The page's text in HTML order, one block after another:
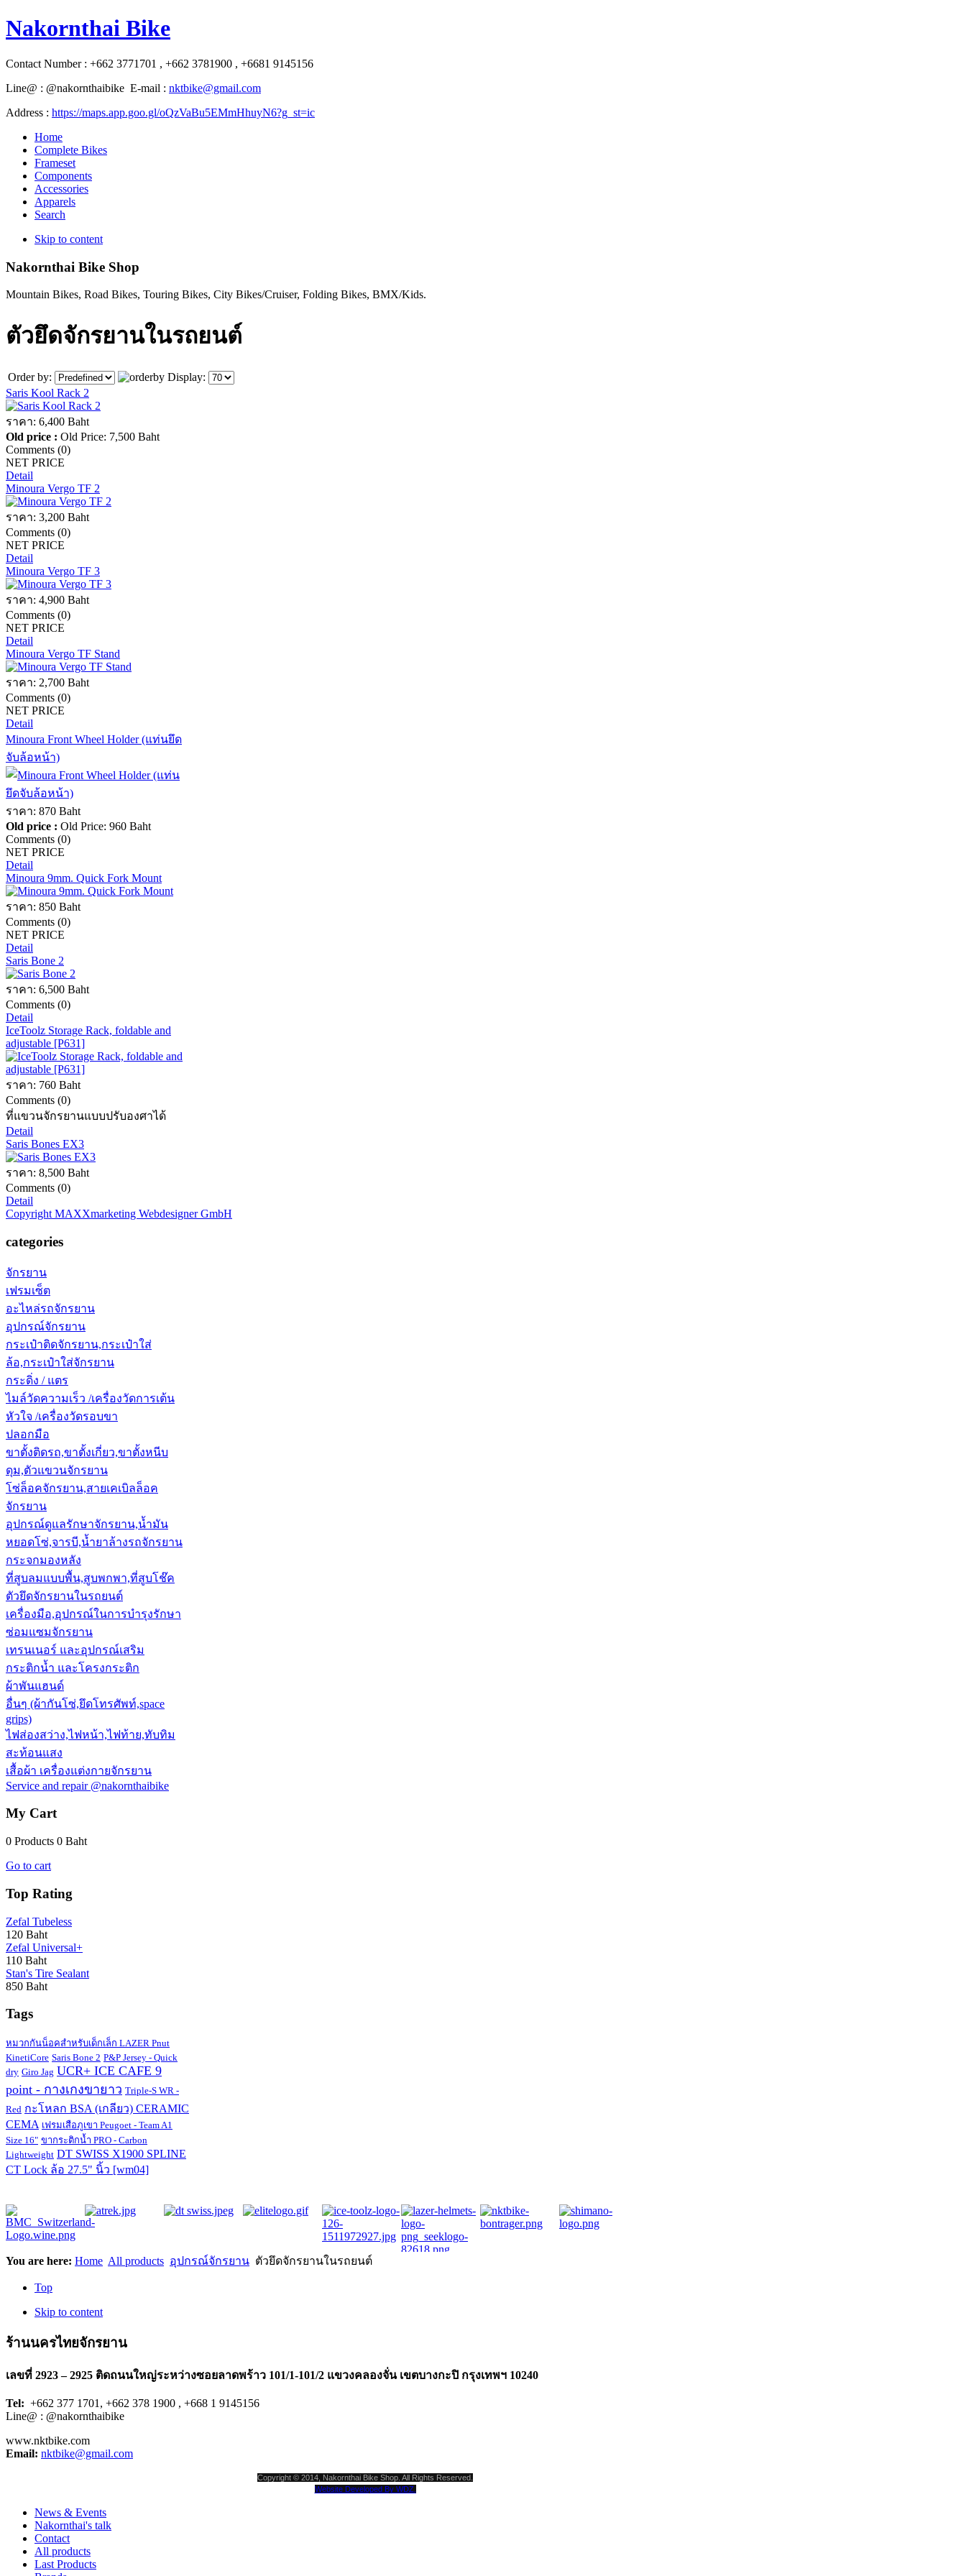
Nakornthai Bike
Contact Number : +662 3771701 , +662 3781900 , +6681 9145156
Line@ : @nakornthaibike E-mail : nktbike@gmail.com
Address : https://maps.app.goo.gl/oQzVaBu5EMmHhuyN6?g_st=ic
Home
Complete Bikes
Frameset
Components
Accessories
Apparels
Search
Skip to content
Nakornthai Bike Shop
Mountain Bikes, Road Bikes, Touring Bikes, City Bikes/Cruiser, Folding Bikes, BMX/Kids.
ตัวยึดจักรยานในรถยนต์
Order by:
Display:
Saris Kool Rack 2
ราคา: 6,400 Baht
Old price : Old Price: 7,500 Baht
Comments (0)
NET PRICE
Detail
Minoura Vergo TF 2
ราคา: 3,200 Baht
Comments (0)
NET PRICE
Detail
Minoura Vergo TF 3
ราคา: 4,900 Baht
Comments (0)
NET PRICE
Detail
Minoura Vergo TF Stand
ราคา: 2,700 Baht
Comments (0)
NET PRICE
Detail
Minoura Front Wheel Holder (แท่นยึด
จับล้อหน้า)
ราคา: 870 Baht
Old price : Old Price: 960 Baht
Comments (0)
NET PRICE
Detail
Minoura 9mm. Quick Fork Mount
ราคา: 850 Baht
Comments (0)
NET PRICE
Detail
Saris Bone 2
ราคา: 6,500 Baht
Comments (0)
Detail
IceToolz Storage Rack, foldable and
adjustable [P631]
ราคา: 760 Baht
Comments (0)
ที่แขวนจักรยานแบบปรับองศาได้
Detail
Saris Bones EX3
ราคา: 8,500 Baht
Comments (0)
Detail
Copyright MAXXmarketing Webdesigner GmbH
categories
จักรยาน
เฟรมเซ็ต
อะไหล่รถจักรยาน
อุปกรณ์จักรยาน
กระเป๋าติดจักรยาน,กระเป๋าใส่
ล้อ,กระเป๋าใส่จักรยาน
กระดิ่ง / แตร
ไมล์วัดความเร็ว /เครื่องวัดการเต้น
หัวใจ /เครื่องวัดรอบขา
ปลอกมือ
ขาตั้งติดรถ,ขาตั้งเกี่ยว,ขาตั้งหนีบ
ดุม,ตัวแขวนจักรยาน
โซ่ล็อคจักรยาน,สายเคเบิลล็อค
จักรยาน
อุปกรณ์ดูแลรักษาจักรยาน,น้ำมัน
หยอดโซ่,จารบี,น้ำยาล้างรถจักรยาน
กระจกมองหลัง
ที่สูบลมแบบพื้น,สูบพกพา,ที่สูบโช๊ค
ตัวยึดจักรยานในรถยนต์
เครื่องมือ,อุปกรณ์ในการบำรุงรักษา
ซ่อมแซมจักรยาน
เทรนเนอร์ และอุปกรณ์เสริม
กระติกน้ำ และโครงกระติก
ผ้าพันแฮนด์
อื่นๆ (ผ้ากันโซ่,ยึดโทรศัพท์,space
grips)
ไฟส่องสว่าง,ไฟหน้า,ไฟท้าย,ทับทิม
สะท้อนแสง
เสื้อผ้า เครื่องแต่งกายจักรยาน
Service and repair @nakornthaibike
My Cart
0 Products 0 Baht
Go to cart
Top Rating
Zefal Tubeless
120 Baht
Zefal Universal+
110 Baht
Stan's Tire Sealant
850 Baht
Tags
หมวกกันน็อคสำหรับเด็กเล็ก LAZER Pnut
KinetiCore Saris Bone 2 P&P Jersey - Quick
dry Giro Jag UCR+ ICE CAFE 9
point - กางเกงขายาว Triple-S WR -
Red กะโหลก BSA (เกลียว) CERAMIC
CEMA เฟรมเสือภูเขา Peugoet - Team A1
Size 16" ขากระติกน้ำ PRO - Carbon
Lightweight DT SWISS X1900 SPLINE
CT Lock ล้อ 27.5" นิ้ว [wm04]
You are here: Home All products อุปกรณ์จักรยาน ตัวยึดจักรยานในรถยนต์
Top
Skip to content
ร้านนครไทยจักรยาน
เลขที่ 2923 – 2925 ติดถนนใหญ่ระหว่างซอยลาดพร้าว 101/1-101/2 แขวงคลองจั่น เขตบางกะปิ กรุงเทพฯ 10240
Tel: +662 377 1701, +662 378 1900 , +668 1 9145156
Line@ : @nakornthaibike
www.nktbike.com
Email: nktbike@gmail.com
Copyright © 2014, Nakornthai Bike Shop. All Rights Reserved.
Website Developed By WDZ.
News & Events
Nakornthai's talk
Contact
All products
Last Products